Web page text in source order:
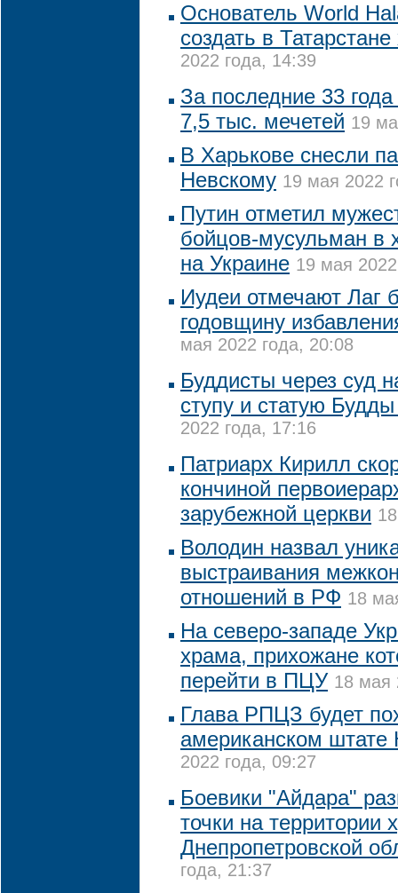
Основатель World
создать в
2022 года, 14:39
За последние 33
7,5 тыс. мечетей 19
В Харькове снесли
Невскому 19 мая 2022
Путин отметил
бойцов-мусульман в
на Украине 19 мая
Иудеи отмечают Лаг
годовщину
мая 2022 года, 20:08
Буддисты через суд
ступу и статую
2022 года, 17:16
Патриарх Кирилл
кончиной
зарубежной церкви
Володин назвал
выстраивания
отношений в РФ 18
На северо-западе
храма, прихожане
перейти в ПЦУ 18 мая
Глава РПЦЗ будет
американском
2022 года, 09:27
Боевики "Айдара"
точки на территории
Днепропетровской
года, 21:37